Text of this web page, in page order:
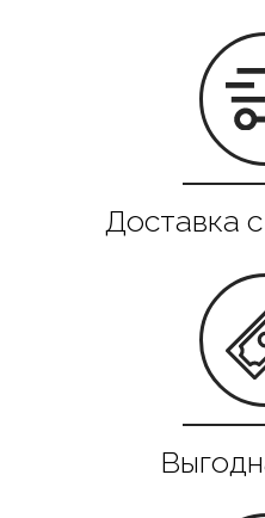
Все в наличии